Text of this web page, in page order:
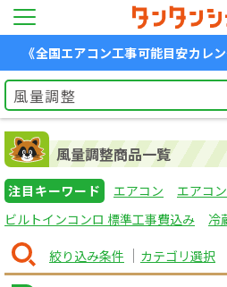
《全国エアコン工事可能目安カレン
風量調整商品一覧
注目キーワード エアコン エアコ
ビルトインコンロ 標準工事費込み
冷
絞り込み条件 カテゴリ選択